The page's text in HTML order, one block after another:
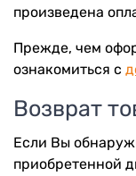
произведена
Прежде, чем
ознакомиться с
Возврат
Если Вы
приобретенной